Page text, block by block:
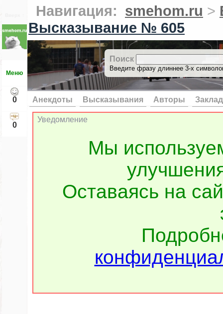
Меню
0
0
Навигация: smehom.ru >
Высказывание № 605
Поиск
Введите фразу длиннее 3-х
Анекдоты Высказывания Авторы
Уведомление
Мы
Оставаясь на